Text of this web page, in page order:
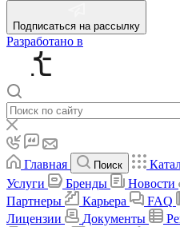
Подписаться на рассылку
Разработано в
Главная Поиск
Услуги
Бренды Новости
Партнеры
Карьера FAQ
Лицензии
Документы